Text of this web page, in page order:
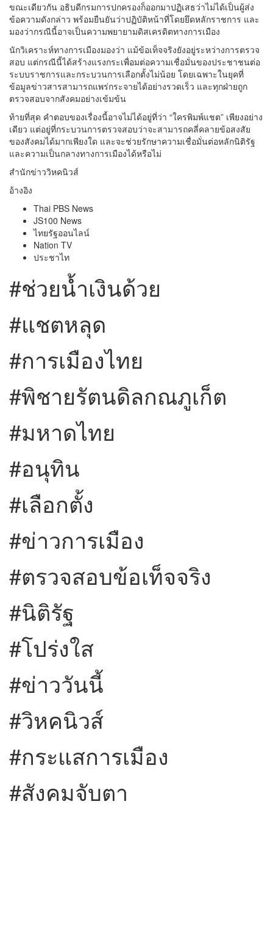
ขณะเดียวกัน อธิบดีกรมการปกครองก็ออกมาปฏิเสธว่าไม่ได้เป็นผู้ส่ง
ข้อความดังกล่าว พร้อมยืนยันว่าปฏิบัติหน้าที่โดยยึดหลักราชการ และ
มองว่ากรณีนี้อาจเป็นความพยายามดิสเครดิตทางการเมือง
นักวิเคราะห์ทางการเมืองมองว่า แม้ข้อเท็จจริงยังอยู่ระหว่างการตรวจ
สอบ แต่กรณีนี้ได้สร้างแรงกระเพื่อมต่อความเชื่อมั่นของประชาชนต่อ
ระบบราชการและกระบวนการเลือกตั้งไม่น้อย โดยเฉพาะในยุคที่
ข้อมูลข่าวสารสามารถแพร่กระจายได้อย่างรวดเร็ว และทุกฝ่ายถูก
ตรวจสอบจากสังคมอย่างเข้มข้น
ท้ายที่สุด คำตอบของเรื่องนี้อาจไม่ได้อยู่ที่ว่า “ใครพิมพ์แชต” เพียงอย่าง
เดียว แต่อยู่ที่กระบวนการตรวจสอบว่าจะสามารถคลี่คลายข้อสงสัย
ของสังคมได้มากเพียงใด และจะช่วยรักษาความเชื่อมั่นต่อหลักนิติรัฐ
และความเป็นกลางทางการเมืองได้หรือไม่
สำนักข่าววิหคนิวส์
อ้างอิง
Thai PBS News
JS100 News
ไทยรัฐออนไลน์
Nation TV
ประชาไท
#ช่วยน้ำเงินด้วย
#แชตหลุด
#การเมืองไทย
#พิชายรัตนดิลกณภูเก็ต
#มหาดไทย
#อนุทิน
#เลือกตั้ง
#ข่าวการเมือง
#ตรวจสอบข้อเท็จจริง
#นิติรัฐ
#โปร่งใส
#ข่าววันนี้
#วิหคนิวส์
#กระแสการเมือง
#สังคมจับตา